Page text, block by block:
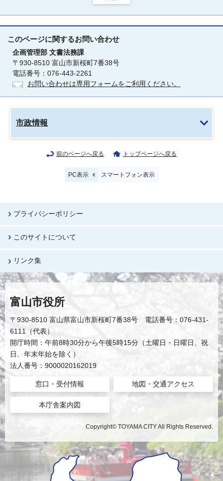
このページに関するお問い合わせ
企画管理部 文書法務課
〒930-8510 富山市新桜町7番38号
電話番号：076-443-2261
お問い合わせは専用フォームをご利用ください。
市政情報
前のページへ戻る トップページへ戻る
PC表示 スマートフォン表示
プライバシーポリシー
このサイトについて
リンク集
富山市役所
〒930-8510 富山県富山市新桜町7番38号 電話番号：076-431-
6111（代表）
開庁時間：午前8時30分から午後5時15分（土曜日・日曜日、祝
日、年末年始を除く）
法人番号：9000020162019
窓口・受付情報 地図・交通アクセス
本庁舎案内図
Copyright© TOYAMA CITY All Rights Reserved.